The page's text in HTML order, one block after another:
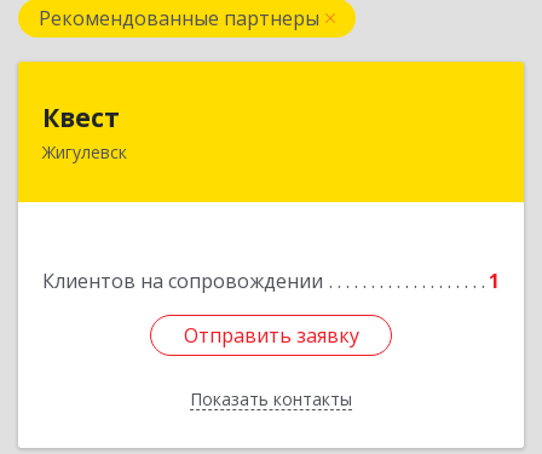
Рекомендованные партнеры
Квест
Жигулевск
Клиентов на сопровождении 1
Отправить заявку
Показать контакты
445350, Самарская обл., Жигулевск, ул.Пушкина,
Отправить заявку
Назад